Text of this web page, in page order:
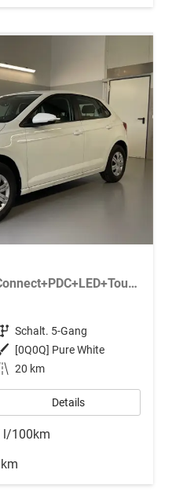
1.0 MPI Sitzheizung+AppConnect+PDC+LED+Touch+Lichtsensor+MultiLenkrad
Getriebe Schalt. 5-Gang
Außenfarbe
[0Q0Q] Pure White
Kilometerstand 20 km
Details
l/100km